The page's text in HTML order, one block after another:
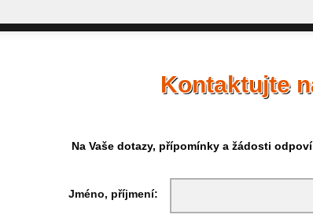
Kontaktujte
Na Vaše dotazy, přípomínky a žádosti
Jméno, příjmení: